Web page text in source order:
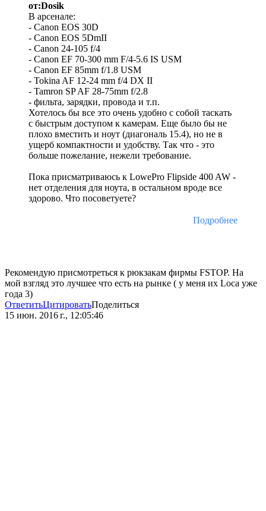
от:Dosik
В арсенале:
- Canon EOS 30D
- Canon EOS 5DmII
- Canon 24-105 f/4
- Canon EF 70-300 mm F/4-5.6 IS USM
- Canon EF 85mm f/1.8 USM
- Tokina AF 12-24 mm f/4 DX II
- Tamron SP AF 28-75mm f/2.8
- фильта, зарядки, провода и т.п.
Хотелось бы все это очень удобно с собой таскать
с быстрым доступом к камерам. Еще было бы не
плохо вместить и ноут (диагональ 15.4), но не в
ущерб компактности и удобству. Так что - это
больше пожелание, нежели требование.
Пока присматриваюсь к LowePro Flipside 400 AW -
нет отделения для ноута, в остальном вроде все
здорово. Что посоветуете?
Подробнее
Рекомендую присмотреться к рюкзакам фирмы FSTOP. На
мой взгляд это лучшее что есть на рынке ( у меня их Loca уже
года 3)
ОтветитьЦитироватьПоделиться
15 июн. 2016 г., 12:05:46